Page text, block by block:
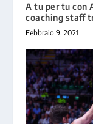
A tu per tu con
coaching staff
Febbraio 9, 2021